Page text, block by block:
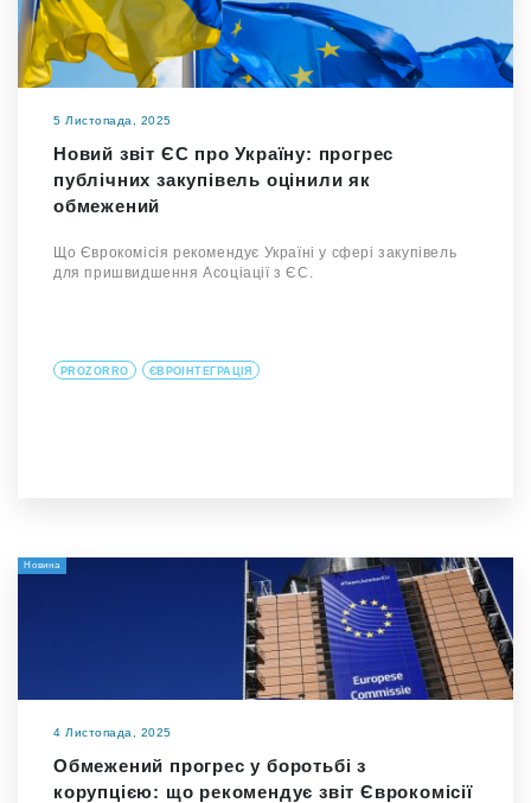
5 Листопада, 2025
Новий звіт ЄС про Україну: прогрес
публічних закупівель оцінили як
обмежений
Що Єврокомісія рекомендує Україні у сфері закупівель
для пришвидшення Асоціації з ЄС.
PROZORRO ЄВРОІНТЕГРАЦІЯ
Новина
4 Листопада, 2025
Обмежений прогрес у боротьбі з
корупцією: що рекомендує звіт Єврокомісії